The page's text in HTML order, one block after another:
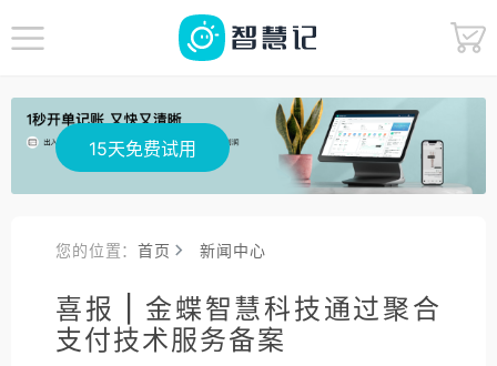
15天免费试用
您的位置：首页 新闻中心
喜报 | 金蝶智慧科技通过聚合
支付技术服务备案